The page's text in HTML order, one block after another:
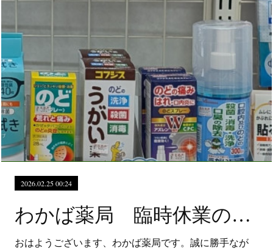
2026.02.25 00:24
わかば薬局 臨時休業のお知らせ
おはようございます、わかば薬局です。誠に勝手なが